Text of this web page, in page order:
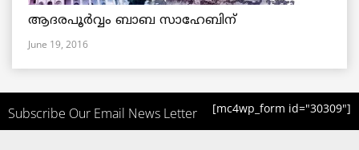
ആദരപൂര്‍വ്വം ബാബ സാഹേബിന്
June 19, 2016
Subscribe Our Email News Letter [mc4wp_form id="30309"]